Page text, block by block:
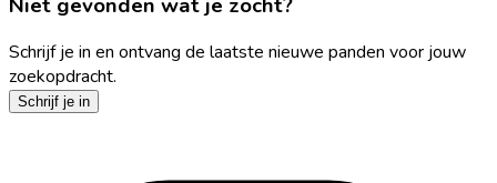
Schrijf je in en ontvang de laatste nieuwe panden voor jouw
zoekopdracht.
Schrijf je in